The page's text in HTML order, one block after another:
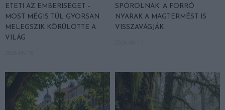
ETETI AZ EMBERISÉGET –
MOST MÉGIS TÚL GYORSAN
MELEGSZIK KÖRÜLÖTTE A
VILÁG
SPÓROLNAK: A FORRÓ
NYARAK A MAGTERMÉST IS
VISSZAVÁGJÁK